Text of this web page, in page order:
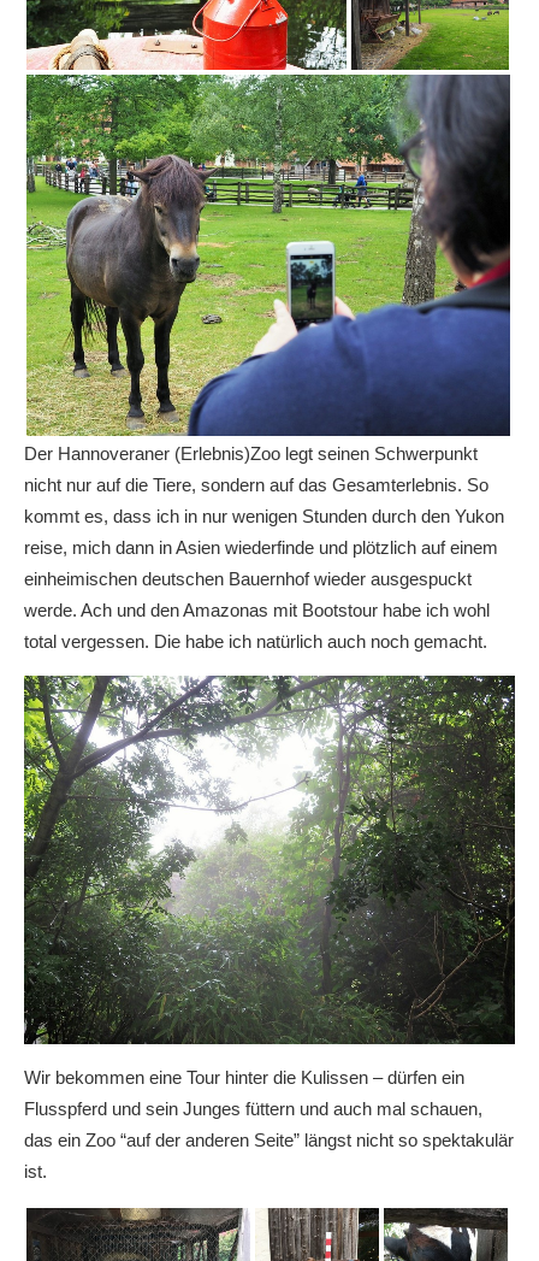
Der Hannoveraner (Erlebnis)Zoo legt seinen Schwerpunkt
nicht nur auf die Tiere, sondern auf das Gesamterlebnis. So
kommt es, dass ich in nur wenigen Stunden durch den Yukon
reise, mich dann in Asien wiederfinde und plötzlich auf einem
einheimischen deutschen Bauernhof wieder ausgespuckt
werde. Ach und den Amazonas mit Bootstour habe ich wohl
total vergessen. Die habe ich natürlich auch noch gemacht.
Wir bekommen eine Tour hinter die Kulissen – dürfen ein
Flusspferd und sein Junges füttern und auch mal schauen,
das ein Zoo “auf der anderen Seite” längst nicht so spektakulär
ist.